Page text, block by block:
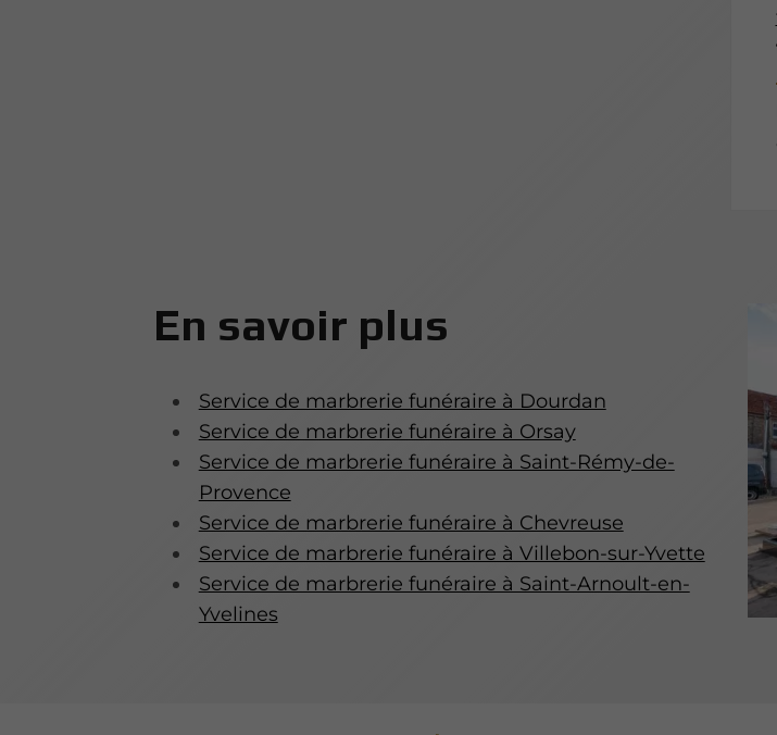
En savoir plus
Service de marbrerie funéraire à Dourdan
Service de marbrerie funéraire à Orsay
Service de marbrerie funéraire à Saint-Rémy-de-
Provence
Service de marbrerie funéraire à Chevreuse
Service de marbrerie funéraire à Villebon-sur-Yvette
Service de marbrerie funéraire à Saint-Arnoult-en-
Yvelines